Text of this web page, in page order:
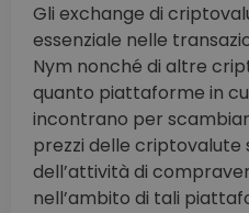
Gli exchange di
essenziale nelle
Nym nonché di altre
quanto piattaforme in
incontrano per
prezzi delle criptovalute
dell’attività di
nell’ambito di tali